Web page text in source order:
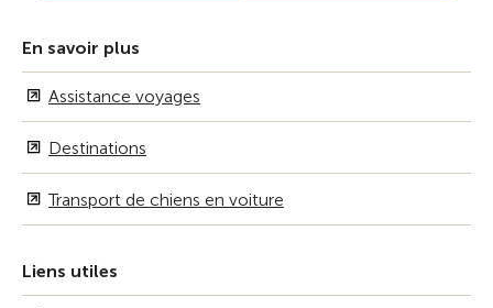
En savoir plus
Assistance voyages
Destinations
Transport de chiens en voiture
Liens utiles